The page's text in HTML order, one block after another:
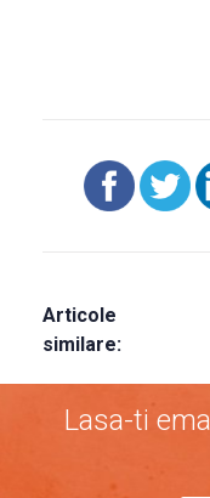
Articole
similare:
Lasa-ti